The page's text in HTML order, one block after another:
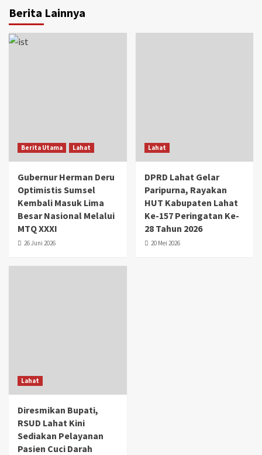
Berita Lainnya
Berita Utama Lahat
Gubernur Herman Deru
Optimistis Sumsel
Kembali Masuk Lima
Besar Nasional Melalui
MTQ XXXI
26 Juni 2026
Lahat
DPRD Lahat Gelar
Paripurna, Rayakan
HUT Kabupaten Lahat
Ke-157 Peringatan Ke-
28 Tahun 2026
20 Mei 2026
Lahat
Diresmikan Bupati,
RSUD Lahat Kini
Sediakan Pelayanan
Pasien Cuci Darah